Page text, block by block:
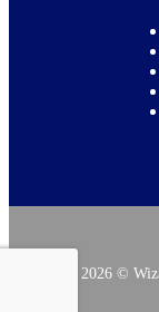
Copyright 2026 ©